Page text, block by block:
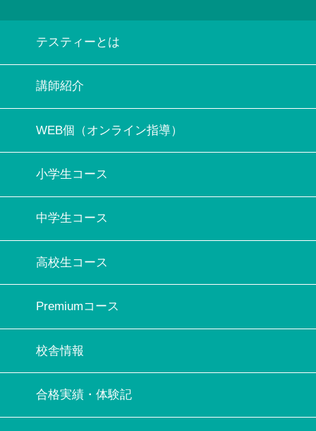
テスティーとは
講師紹介
WEB個（オンライン指導）
小学生コース
中学生コース
高校生コース
Premiumコース
校舎情報
合格実績・体験記